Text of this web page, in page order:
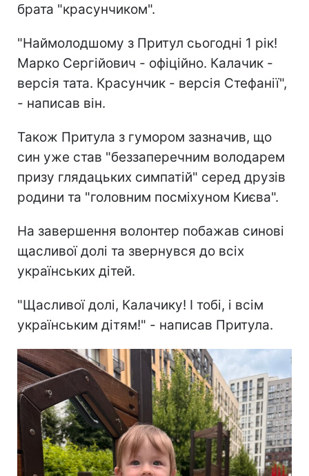
брата "красунчиком".
"Наймолодшому з Притул сьогодні 1 рік!
Марко Сергійович - офіційно. Калачик -
версія тата. Красунчик - версія Стефанії",
- написав він.
Також Притула з гумором зазначив, що
син уже став "беззаперечним володарем
призу глядацьких симпатій" серед друзів
родини та "головним посміхуном Києва".
На завершення волонтер побажав синові
щасливої долі та звернувся до всіх
українських дітей.
"Щасливої долі, Калачику! І тобі, і всім
українським дітям!" - написав Притула.